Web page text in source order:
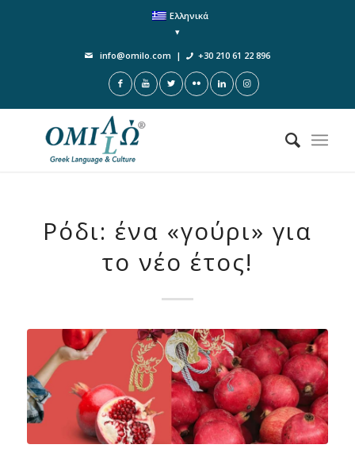
Ελληνικά
info@omilo.com | +30 210 61 22 896
Ρόδι: ένα «γούρι» για
το νέο έτος!